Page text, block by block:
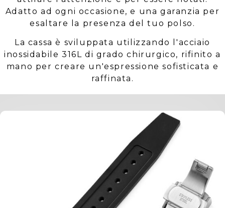
Adatto ad ogni occasione, e una garanzia per
esaltare la presenza del tuo polso.
La cassa è sviluppata utilizzando l'acciaio
inossidabile 316L di grado chirurgico, rifinito a
mano per creare un'espressione sofisticata e
raffinata.